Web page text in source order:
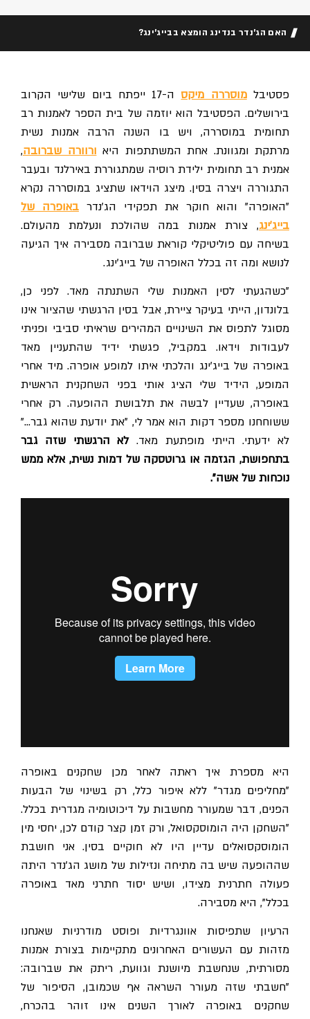
האם הג'נדר בנדינג הומצא בבייג'ינג?
פסטיבלמוסררה מיקס
ה-17 ייפתח ביום שלישי הקרוב
בירושלים. הפסטיבל הוא יוזמה של בית הספר לאמנות רב
תחומית במוסררה, ויש בו השנה הרבה אמנות נשית
מרתקת ומגוונת. אחת המשתתפות היא ורוורה שברובה,
אמנית רב תחומית ילידת רוסיה שמתגוררת באירלנד ובעבר
התגוררה ויצרה בסין. מיצג הוידאו שתציג במוסררה נקרא
"האופרה" והוא חוקר את תפקידי הג'נדר באופרה של
בייג'ינג, צורת אמנות במה שהולכת ונעלמת מהעולם.
בשיחה עם פוליטיקלי קוראת שברובה מסבירה איך הגיעה
לנושא ומה זה בכלל האופרה של בייג'ינג.
"כשהגעתי לסין האמנות שלי השתנתה מאד. לפני כן,
בלונדון, הייתי בעיקר ציירת, אבל בסין הרגשתי שהציור אינו
מסוגל לתפוס את השינויים המהירים שראיתי סביבי ופניתי
לעבודות וידאו. במקביל, פגשתי ידיד שהתעניין מאד
באופרה של בייג'ינג והלכתי איתו למופע אופרה. מיד אחרי
המופע, הידיד שלי הציג אותי בפני השחקנית הראשית
באופרה, שעדיין לבשה את תלבושת ההופעה. רק אחרי
ששוחחנו מספר דקות הוא אמר לי, "את יודעת שהוא גבר…"
לא ידעתי. הייתי מופתעת מאד.לא הרגשתי שזה גבר
בתחפושת, הגזמה או גרוטסקה של דמות נשית, אלא ממש
נוכחות של אשה".
היא מספרת איך ראתה לאחר מכן שחקנים באופרה
"מחליפים מגדר" ללא איפור כלל, רק בשינוי של הבעות
הפנים, דבר שמעורר מחשבות על דיכוטומיה מגדרית בכלל.
"השחקן היה הומוסקסואל, ורק זמן קצר קודם לכן, יחסי מין
הומוסקסואלים עדיין היו לא חוקיים בסין. אני חושבת
שההופעה שיש בה מתיחה ונזילות של מושג הג'נדר היתה
פעולה חתרנית מצידו, ושיש יסוד חתרני מאד באופרה
בכלל", היא מסבירה.
הרעיון שתפיסות אוונגרדיות ופוסט מודרניות שאנחנו
מזהות עם העשורים האחרונים מתקיימות בצורת אמנות
מסורתית, שנחשבת מיושנת וגוועת, ריתק את שברובה:
"חשבתי שזה מעורר השראה אף שכמובן, הסיפור של
שחקנים באופרה לאורך השנים אינו זוהר בהכרח,